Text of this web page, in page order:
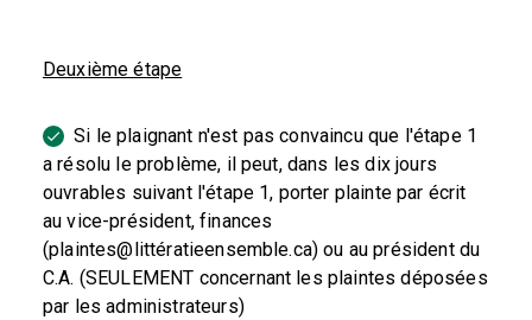
Deuxième étape
Si le plaignant n'est pas convaincu que l'étape 1
a résolu le problème, il peut, dans les dix jours
ouvrables suivant l'étape 1, porter plainte par écrit
au vice-président, finances
(plaintes@littératieensemble.ca) ou au président du
C.A. (SEULEMENT concernant les plaintes déposées
par les administrateurs)